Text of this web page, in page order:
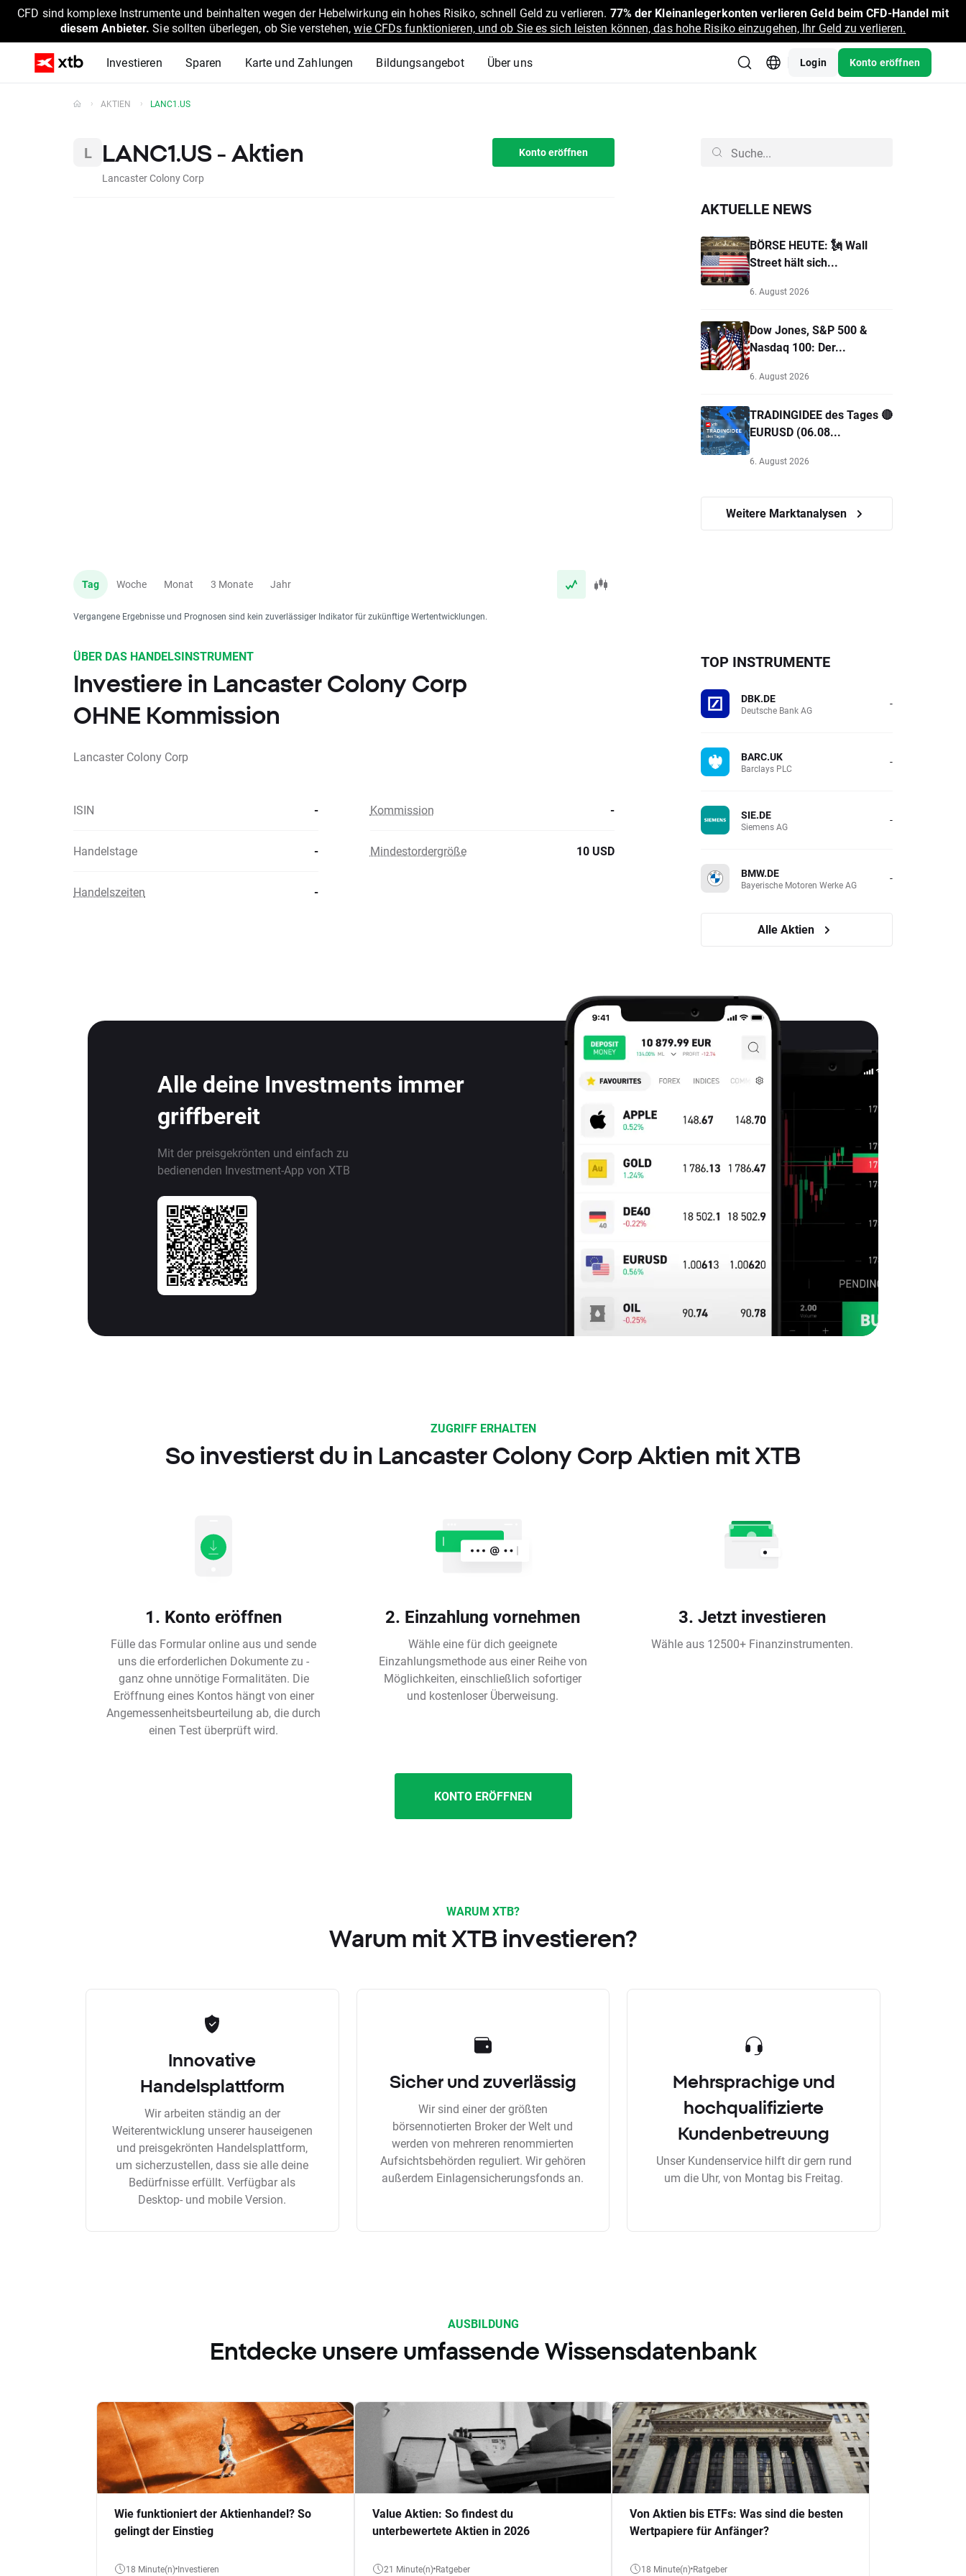
CFD sind komplexe Instrumente und beinhalten wegen der Hebelwirkung ein hohes Risiko, schnell Geld zu verlieren. 77% der Kleinanlegerkonten verlieren Geld beim CFD-Handel mit
diesem Anbieter. Sie sollten überlegen, ob Sie verstehen,wie CFDs funktionieren, und ob Sie es sich leisten können, das hohe Risiko einzugehen, Ihr Geld zu verlieren.
Investieren Sparen Karte und Zahlungen Bildungsangebot Über uns Login Konto eröffnen
AKTIEN LANC1.US
LANC1.US - Aktien
Lancaster Colony Corp
Konto eröffnen
Tag Woche Monat 3 Monate Jahr
Vergangene Ergebnisse und Prognosen sind kein zuverlässiger Indikator für zukünftige Wertentwicklungen.
AKTUELLE NEWS
BÖRSE HEUTE: 🗽 Wall
Street hält sich...
6. August 2026
Dow Jones, S&P 500 &
Nasdaq 100: Der...
6. August 2026
TRADINGIDEE des Tages 🔴
EURUSD (06.08...
6. August 2026
Weitere Marktanalysen
ÜBER DAS HANDELSINSTRUMENT
Investiere in Lancaster Colony Corp
OHNE Kommission
Lancaster Colony Corp
ISIN - Kommission -
Handelstage - Mindestordergröße 10 USD
Handelszeiten -
TOP INSTRUMENTE
DBK.DE
Deutsche Bank AG -
BARC.UK
Barclays PLC -
SIE.DE
Siemens AG -
BMW.DE
Bayerische Motoren Werke AG -
Alle Aktien
Alle deine Investments immer
griffbereit
Mit der preisgekrönten und einfach zu
bedienenden Investment-App von XTB
ZUGRIFF ERHALTEN
So investierst du in Lancaster Colony Corp Aktien mit XTB
1. Konto eröffnen
Fülle das Formular online aus und sende
uns die erforderlichen Dokumente zu -
ganz ohne unnötige Formalitäten. Die
Eröffnung eines Kontos hängt von einer
Angemessenheitsbeurteilung ab, die durch
einen Test überprüft wird.
2. Einzahlung vornehmen
Wähle eine für dich geeignete
Einzahlungsmethode aus einer Reihe von
Möglichkeiten, einschließlich sofortiger
und kostenloser Überweisung.
3. Jetzt investieren
Wähle aus 12500+ Finanzinstrumenten.
KONTO ERÖFFNEN
WARUM XTB?
Warum mit XTB investieren?
Innovative
Handelsplattform
Wir arbeiten ständig an der
Weiterentwicklung unserer hauseigenen
und preisgekrönten Handelsplattform,
um sicherzustellen, dass sie alle deine
Bedürfnisse erfüllt. Verfügbar als
Desktop- und mobile Version.
Sicher und zuverlässig
Wir sind einer der größten
börsennotierten Broker der Welt und
werden von mehreren renommierten
Aufsichtsbehörden reguliert. Wir gehören
außerdem Einlagensicherungsfonds an.
Mehrsprachige und
hochqualifizierte
Kundenbetreuung
Unser Kundenservice hilft dir gern rund
um die Uhr, von Montag bis Freitag.
AUSBILDUNG
Entdecke unsere umfassende Wissensdatenbank
Wie funktioniert der Aktienhandel? So
gelingt der Einstieg
18 Minute(n) Investieren
Value Aktien: So findest du
unterbewertete Aktien in 2026
21 Minute(n) Ratgeber
Von Aktien bis ETFs: Was sind die besten
Wertpapiere für Anfänger?
18 Minute(n) Ratgeber